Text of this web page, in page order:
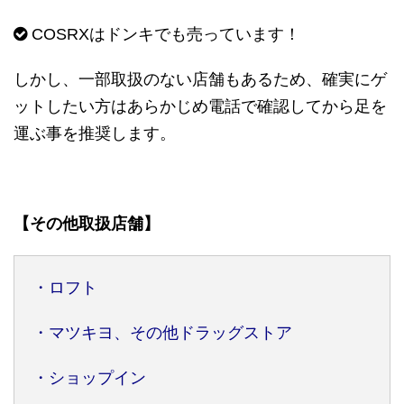
COSRXはドンキでも売っています！
しかし、一部取扱のない店舗もあるため、確実にゲ
ットしたい方はあらかじめ電話で確認してから足を
運ぶ事を推奨します。
【その他取扱店舗】
・ロフト
・マツキヨ、その他ドラッグストア
・ショップイン